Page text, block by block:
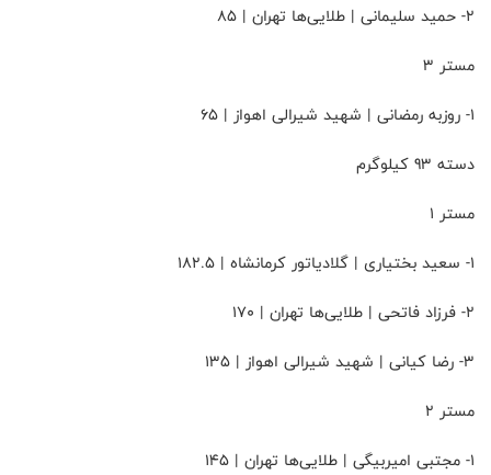
۲- حمید سلیمانی | طلایی‌ها تهران | 85
مستر 3
۱- روزبه رمضانی | شهید شیرالی اهواز | 65
دسته 93 کیلوگرم
مستر 1
۱- سعید بختیاری | گلادیاتور کرمانشاه | 182.5
۲- فرزاد فاتحی | طلایی‌ها تهران | 170
۳- رضا کیانی | شهید شیرالی اهواز | 135
مستر 2
۱- مجتبی امیربیگی | طلایی‌ها تهران | 145